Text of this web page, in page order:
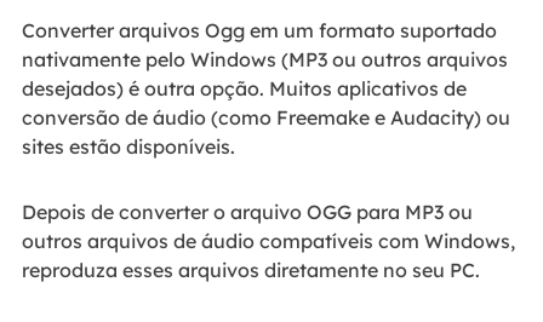
Converter arquivos Ogg em um formato suportado
nativamente pelo Windows (MP3 ou outros arquivos
desejados) é outra opção. Muitos aplicativos de
conversão de áudio (como Freemake e Audacity) ou
sites estão disponíveis.
Depois de converter o arquivo OGG para MP3 ou
outros arquivos de áudio compatíveis com Windows,
reproduza esses arquivos diretamente no seu PC.